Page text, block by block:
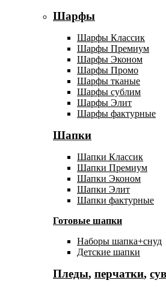
Шарфы
Шарфы Классик
Шарфы Премиум
Шарфы Эконом
Шарфы Промо
Шарфы тканые
Шарфы сублим
Шарфы Элит
Шарфы фактурные
Шапки
Шапки Классик
Шапки Премиум
Шапки Эконом
Шапки Элит
Шапки фактурные
Готовые шапки
Наборы шапка+снуд
Детские шапки
Пледы, перчатки,